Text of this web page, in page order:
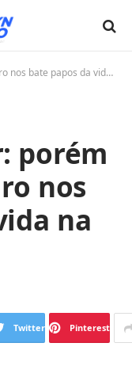
papos da vida na internet
porém
nos
na
Twitter Pinterest